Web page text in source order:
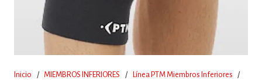
Inicio / MIEMBROS INFERIORES / Línea PTM Miembros Inferiores
/